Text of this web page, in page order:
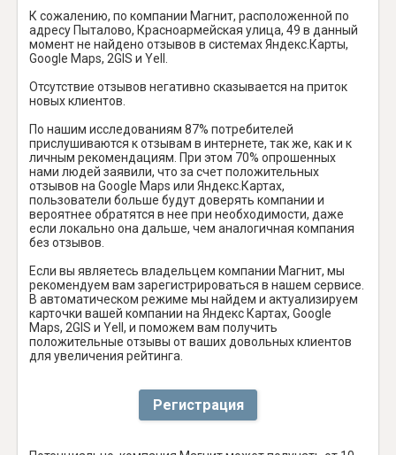
К сожалению, по компании Магнит, расположенной по
адресу Пыталово, Красноармейская улица, 49 в данный
момент не найдено отзывов в системах Яндекс.Карты,
Google Maps, 2GIS и Yell.
Отсутствие отзывов негативно сказывается на приток
новых клиентов.
По нашим исследованиям 87% потребителей
прислушиваются к отзывам в интернете, так же, как и к
личным рекомендациям. При этом 70% опрошенных
нами людей заявили, что за счет положительных
отзывов на Google Maps или Яндекс.Картах,
пользователи больше будут доверять компании и
вероятнее обратятся в нее при необходимости, даже
если локально она дальше, чем аналогичная компания
без отзывов.
Если вы являетесь владельцем компании Магнит, мы
рекомендуем вам зарегистрироваться в нашем сервисе.
В автоматическом режиме мы найдем и актуализируем
карточки вашей компании на Яндекс Картах, Google
Maps, 2GIS и Yell, и поможем вам получить
положительные отзывы от ваших довольных клиентов
для увеличения рейтинга.
Регистрация